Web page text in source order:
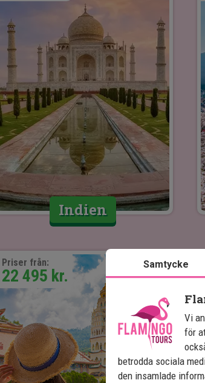
Indien
Priser från:
22 495 kr.
Samtycke
Vi
för
betrodda sociala
den insamlade